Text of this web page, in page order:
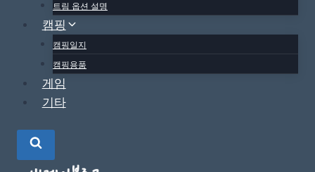
트림 옵션 설명
캠핑
캠핑일지
캠핑용품
게임
기타